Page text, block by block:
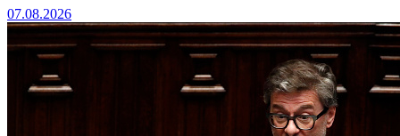
07.08.2026